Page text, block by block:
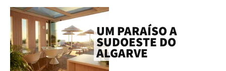
UM PARAÍSO A
SUDOESTE DO
ALGARVE